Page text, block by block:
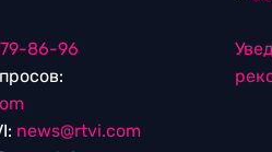
86-96
news@rtvi.com